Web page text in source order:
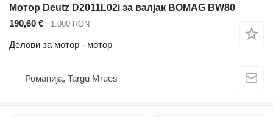
Мотор Deutz D2011L02i за валјак BOMAG BW80
190,60 €
1.000 RON
Делови за мотор - мотор
Романија, Targu Mrues